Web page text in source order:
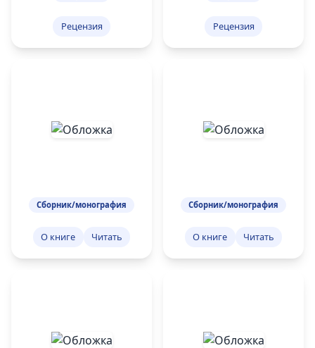
Рецензия Рецензия
Сборник/монография
О книге Читать
Сборник/монография
О книге Читать